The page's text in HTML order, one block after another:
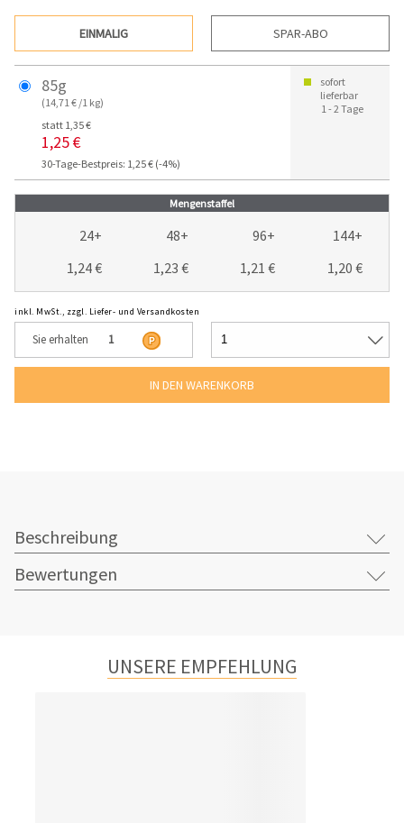
EINMALIG SPAR-ABO
85g
(14,71 € /1 kg)
statt 1,35 €
1,25 €
30-Tage-Bestpreis: 1,25 € (-4%)
sofort
lieferbar
1 - 2 Tage
Mengenstaffel
24+ 48+ 96+
144+
1,24 €
1,23 € 1,21 € 1,20 €
inkl. MwSt., zzgl. Liefer- und Versandkosten
Sie erhalten 1
Beschreibung
Bewertungen
UNSERE EMPFEHLUNG